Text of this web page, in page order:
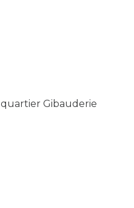
quartier Gibauderie